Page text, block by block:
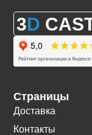
3D
Страницы
Доставка
Контакты